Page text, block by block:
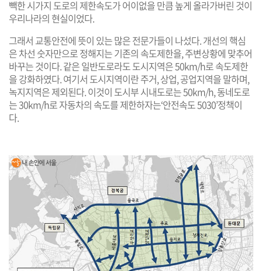
빽한 시가지 도로의 제한속도가 어이없을 만큼 높게 올라가버린 것이
우리나라의 현실이었다.
그래서 교통안전에 뜻이 있는 많은 전문가들이 나섰다. 개선의 핵심
은 차선 숫자만으로 정해지는 기존의 속도제한을, 주변상황에 맞추어
바꾸는 것이다. 같은 일반도로라도 도시지역은 50km/h로 속도제한
을 강화하였다. 여기서 도시지역이란 주거, 상업, 공업지역을 말하며,
녹지지역은 제외된다. 이것이 도시부 시내도로는 50km/h, 동네도로
는 30km/h로 자동차의 속도를 제한하자는‘안전속도 5030’정책이
다.